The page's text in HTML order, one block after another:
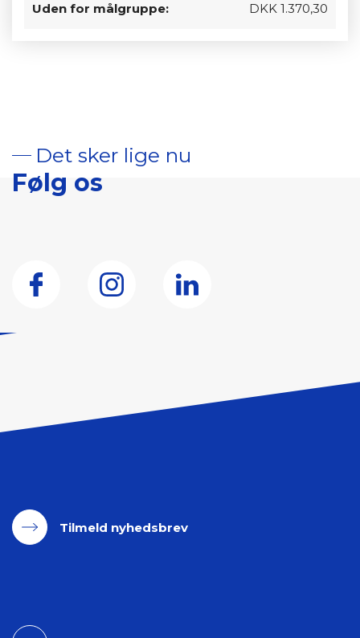
Uden for målgruppe: DKK 1.370,30
Det sker lige nu
Følg os
Tilmeld nyhedsbrev